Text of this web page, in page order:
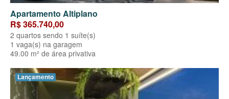
Apartamento Altiplano
R$ 365.740,00
2 quartos sendo 1 suíte(s)
1 vaga(s) na garagem
49.00 m² de área privativa
Lançamento